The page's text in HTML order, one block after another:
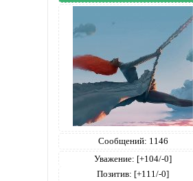
Сообщений: 1146
Уважение: [+104/-0]
Позитив: [+111/-0]